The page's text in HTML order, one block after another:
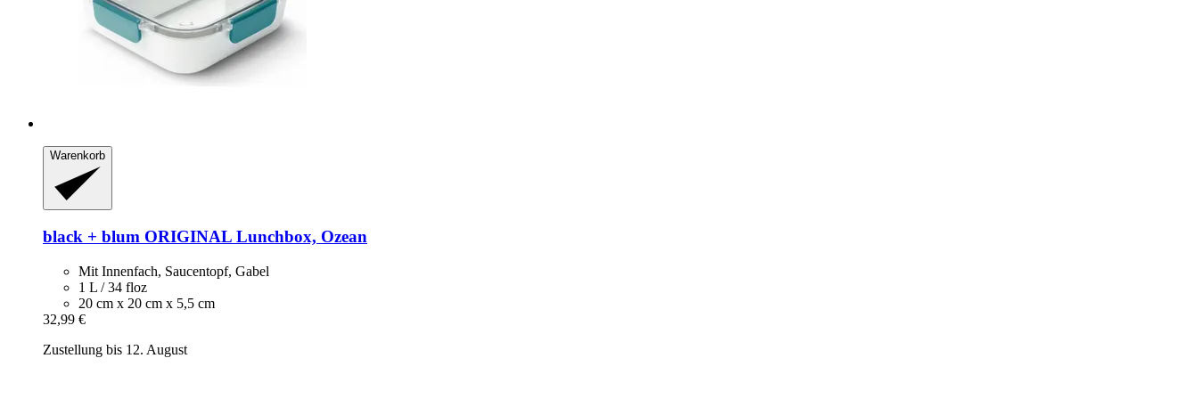
Warenkorb
black + blum ORIGINAL Lunchbox, Ozean
Mit Innenfach, Saucentopf, Gabel
1 L / 34 floz
20 cm x 20 cm x 5,5 cm
32,99 €
Zustellung bis 12. August